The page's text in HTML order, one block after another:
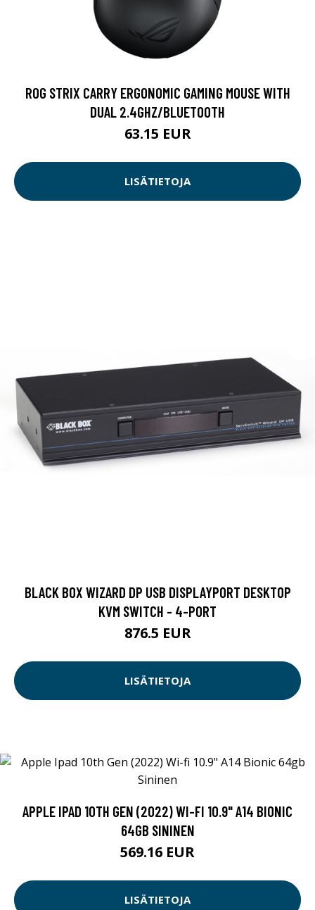
ROG STRIX CARRY ERGONOMIC GAMING MOUSE WITH
DUAL 2.4GHZ/BLUETOOTH
63.15 EUR
LISÄTIETOJA
BLACK BOX WIZARD DP USB DISPLAYPORT DESKTOP
KVM SWITCH - 4-PORT
876.5 EUR
LISÄTIETOJA
APPLE IPAD 10TH GEN (2022) WI-FI 10.9" A14 BIONIC
64GB SININEN
569.16 EUR
LISÄTIETOJA